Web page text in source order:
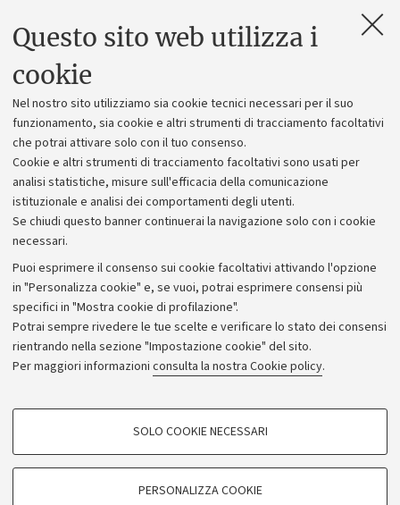
Questo sito web utilizza i
cookie
Nel nostro sito utilizziamo sia cookie tecnici necessari per il suo
funzionamento, sia cookie e altri strumenti di tracciamento facoltativi
che potrai attivare solo con il tuo consenso.
Cookie e altri strumenti di tracciamento facoltativi sono usati per
analisi statistiche, misure sull'efficacia della comunicazione
istituzionale e analisi dei comportamenti degli utenti.
Se chiudi questo banner continuerai la navigazione solo con i cookie
necessari.
Puoi esprimere il consenso sui cookie facoltativi attivando l'opzione
in "Personalizza cookie" e, se vuoi, potrai esprimere consensi più
specifici in "Mostra cookie di profilazione".
Potrai sempre rivedere le tue scelte e verificare lo stato dei consensi
rientrando nella sezione "Impostazione cookie" del sito.
Per maggiori informazioni consulta la nostra Cookie policy.
COOKIE DI PROFILAZIONE - FACOLTATIVI
degli utenti, creare profili in base al loro comportamento sul sito, per analisi
SOLO COOKIE NECESSARI
PERSONALIZZA COOKIE
Museo di Palazzo Poggi
Via Zamboni, 33, Bologna
E-mail
sma.museizamboni33@unibo.it
+39 051 2099610
Vedi anche
L'oro dei filosofi. Dai manoscritti bolognesi al
laboratorio chimico
Biblioteca Universitaria di Bologna
Seguici su: